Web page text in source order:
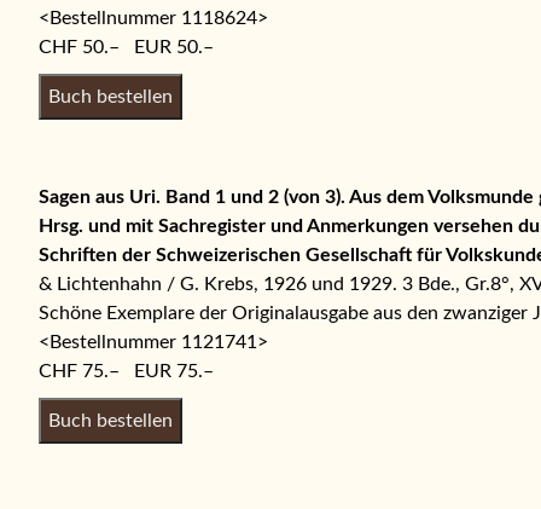
<Bestellnummer 1118624>
CHF 50.– EUR 50.–
Sagen aus Uri. Band 1 und 2 (von 3). Aus dem
Hrsg. und mit Sachregister und Anmerkungen versehen
Schriften der Schweizerischen Gesellschaft für
& Lichtenhahn / G. Krebs, 1926 und 1929. 3 Bde., Gr.8°,
Schöne Exemplare der Originalausgabe aus den zwanziger
<Bestellnummer 1121741>
CHF 75.– EUR 75.–